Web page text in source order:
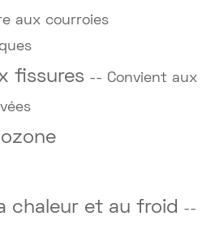
aux courroies
fissures -- Convient aux
chaleur et au froid --